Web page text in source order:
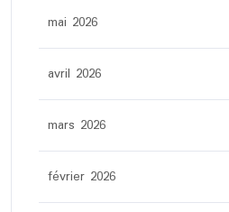
mai 2026
avril 2026
mars 2026
février 2026